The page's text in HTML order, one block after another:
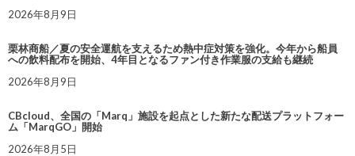
2026年8月9日
栗林商船／夏の安全運航を支えるため熱中症対策を強化。今年から船員
への飲料配布を開始、4年目となるファン付き作業服の支給も継続
2026年8月9日
CBcloud、全国の「Marq」施設を起点とした新たな配送プラットフォー
ム「MarqGO」開始
2026年8月5日